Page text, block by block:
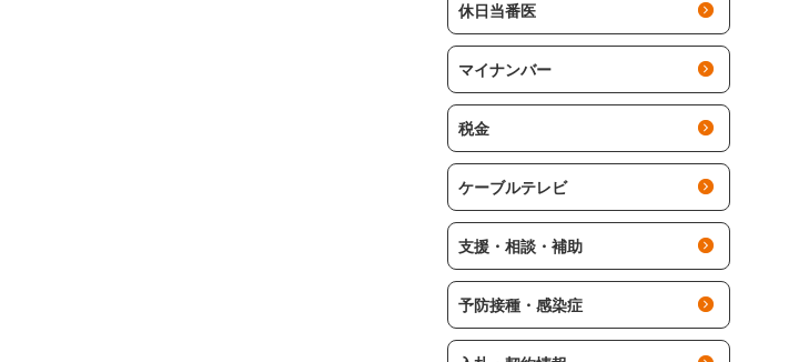
休日当番医
マイナンバー
税金
ケーブルテレビ
支援・相談・補助
予防接種・感染症